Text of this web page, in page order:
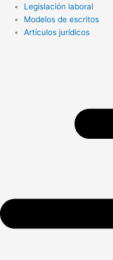
Legislación laboral
Modelos de escritos
Artículos jurídicos
Search